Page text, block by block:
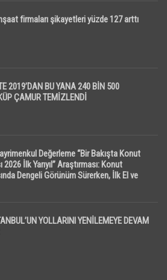
firmaları şikayetleri yüzde 127 arttı
2019’DAN BU YANA 240 BİN 500
ÇAMUR TEMİZLENDİ
Değerleme “Bir Bakışta Konut
2026 İlk Yarıyıl” Araştırması: Konut
Dengeli Görünüm Sürerken, İlk El ve
YOLLARINI YENİLEMEYE DEVAM